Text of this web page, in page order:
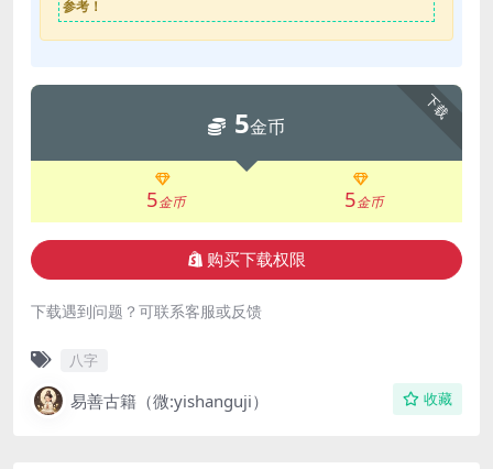
参考！
下载
5金币
5金币 5金币
购买下载权限
下载遇到问题？可联系客服或反馈
八字
易善古籍（微:yishanguji） 收藏